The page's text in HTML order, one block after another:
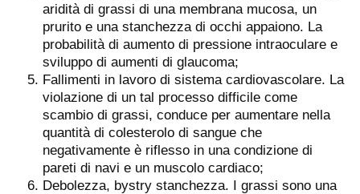
aridità di grassi di una membrana mucosa, un
prurito e una stanchezza di occhi appaiono. La
probabilità di aumento di pressione intraoculare e
sviluppo di aumenti di glaucoma;
Fallimenti in lavoro di sistema cardiovascolare. La
violazione di un tal processo difficile come
scambio di grassi, conduce per aumentare nella
quantità di colesterolo di sangue che
negativamente è riflesso in una condizione di
pareti di navi e un muscolo cardiaco;
Debolezza, bystry stanchezza. I grassi sono una